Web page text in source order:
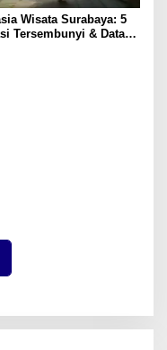
Wisata Surabaya: 5
Tersembunyi & Data